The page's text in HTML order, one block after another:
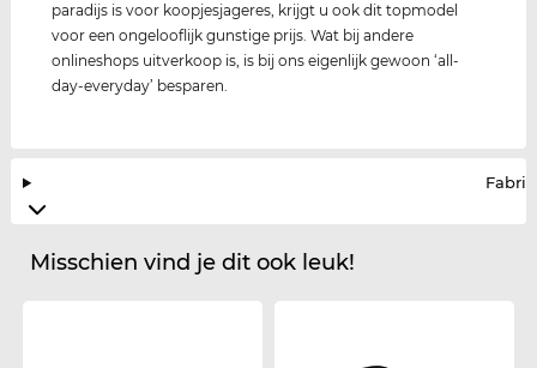
paradijs is voor koopjesjageres, krijgt u ook dit topmodel
voor een ongelooflijk gunstige prijs. Wat bij andere
onlineshops uitverkoop is, is bij ons eigenlijk gewoon ‘all-
day-everyday’ besparen.
Misschien vind je dit ook leuk!